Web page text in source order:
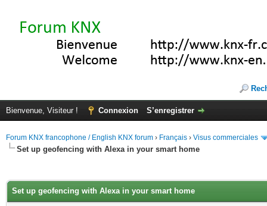
Bienvenue, Visiteur ! Connexion S’enregistrer
Forum KNX francophone / English KNX forum › Français › Visus commerciales
Set up geofencing with Alexa in your smart home
Set up geofencing with Alexa in your smart home